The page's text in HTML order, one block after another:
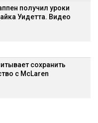
получил уроки
Уидетта. Видео
сохранить
с McLaren